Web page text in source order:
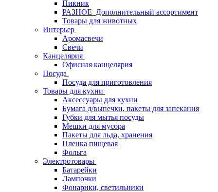
Пикник
РАЗНОЕ_Дополнительный ассортимент
Товары для животных
Интерьер
Аромасвечи
Свечи
Канцелярия
Офисная канцелярия
Посуда
Посуда для приготовления
Товары для кухни
Аксессуары для кухни
Бумага д/выпечки, пакеты для запекания
Губки для мытья посуды
Мешки для мусора
Пакеты для льда, хранения
Пленка пищевая
Фольга
Электротовары
Батарейки
Лампочки
Фонарики, светильники